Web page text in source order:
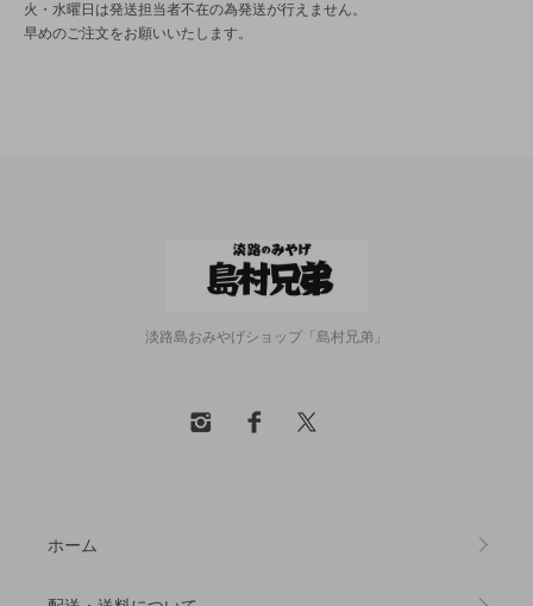
火・水曜日は発送担当者不在の為発送が行えません。
早めのご注文をお願いいたします。
淡路島おみやげショップ「島村兄弟」
ホーム